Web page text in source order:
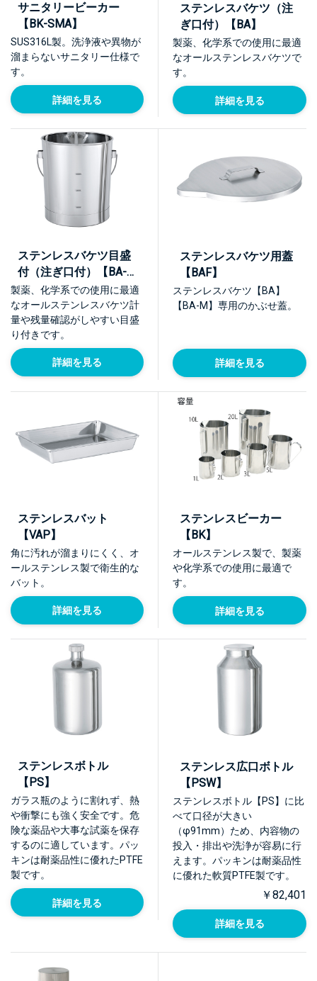
サニタリービーカー
【BK-SMA】
SUS316L製。洗浄液や異物が
溜まらないサニタリー仕様で
す。
詳細を見る
ステンレスバケツ（注
ぎ口付）【BA】
製薬、化学系での使用に最適
なオールステンレスバケツで
す。
詳細を見る
ステンレスバケツ目盛
付（注ぎ口付）【BA-
M】
製薬、化学系での使用に最適
なオールステンレスバケツ計
量や残量確認がしやすい目盛
り付きです。
詳細を見る
ステンレスバケツ用蓋
【BAF】
ステンレスバケツ【BA】
【BA-M】専用のかぶせ蓋。
詳細を見る
ステンレスバット
【VAP】
角に汚れが溜まりにくく、オ
ールステンレス製で衛生的な
バット。
詳細を見る
ステンレスビーカー
【BK】
オールステンレス製で、製薬
や化学系での使用に最適で
す。
詳細を見る
ステンレスボトル
【PS】
ガラス瓶のように割れず、熱
や衝撃にも強く安全です。危
険な薬品や大事な試薬を保存
するのに適しています。パッ
キンは耐薬品性に優れたPTFE
製です。
詳細を見る
ステンレス広口ボトル
【PSW】
ステンレスボトル【PS】に比
べて口径が大きい
（φ91mm）ため、内容物の
投入・排出や洗浄が容易に行
えます。パッキンは耐薬品性
に優れた軟質PTFE製です。
￥82,401
詳細を見る